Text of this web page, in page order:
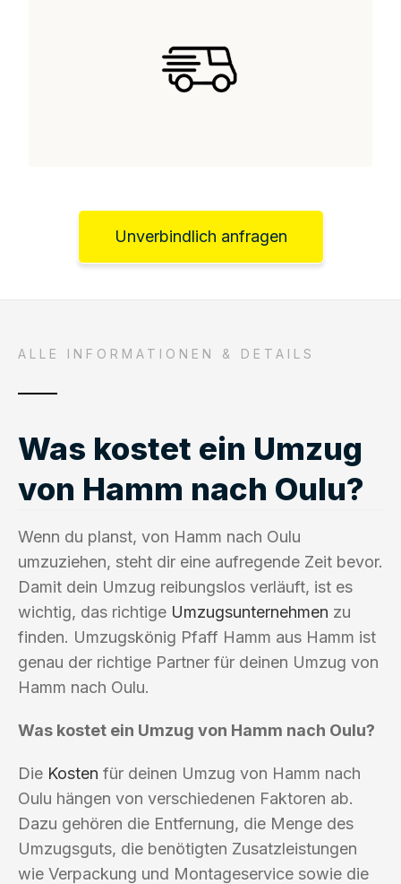
Unverbindlich anfragen
ALLE INFORMATIONEN & DETAILS
Was kostet ein Umzug
von Hamm nach Oulu?
Wenn du planst, von Hamm nach Oulu
umzuziehen, steht dir eine aufregende Zeit bevor.
Damit dein Umzug reibungslos verläuft, ist es
wichtig, das richtige Umzugsunternehmen zu
finden. Umzugskönig Pfaff Hamm aus Hamm ist
genau der richtige Partner für deinen Umzug von
Hamm nach Oulu.
Was kostet ein Umzug von Hamm nach Oulu?
Die Kosten für deinen Umzug von Hamm nach
Oulu hängen von verschiedenen Faktoren ab.
Dazu gehören die Entfernung, die Menge des
Umzugsguts, die benötigten Zusatzleistungen
wie Verpackung und Montageservice sowie die